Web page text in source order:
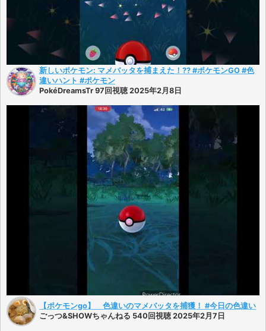
新しいポケモン: マメバッタを捕まえた！?? #ポケモンGO #色
違いハント #ポケモン
PokéDreamsTr 97回視聴 2025年2月8日
【ポケモンgo】 色違いのマメバッタを捕獲！ #今日の色違い
ごっつ&SHOWちゃんねる 540回視聴 2025年2月7日